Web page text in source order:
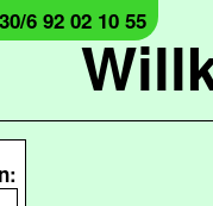
6 92 02 10 55